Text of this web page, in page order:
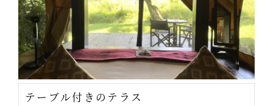
テーブル付きのテラス